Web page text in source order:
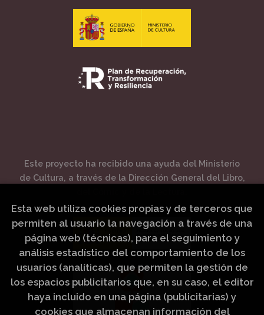
Este proyecto ha recibido una ayuda del Ministerio
de Cultura, a través de la Dirección General del Libro,
Esta web utiliza cookies propias y de terceros que
permiten al usuario la navegación a través de una
página web (técnicas), para el seguimiento y
análisis estadístico del comportamiento de los
usuarios (analíticas), que permiten la gestión de
los espacios publicitarios que, en su caso, el editor
haya incluido en una página (publicitarias) y
cookies que almacenan información del